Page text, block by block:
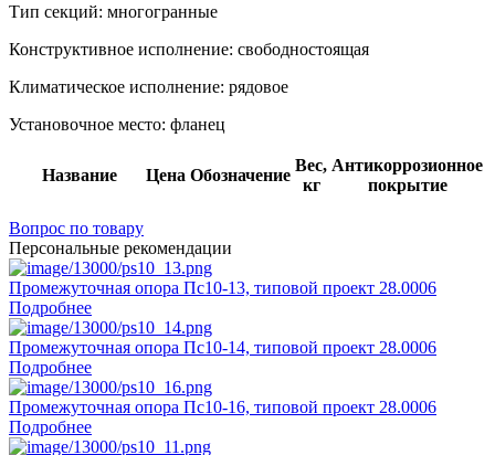
Тип секций: многогранные
Конструктивное исполнение: свободностоящая
Климатическое исполнение: рядовое
Установочное место: фланец
Название Цена Обозначение
Вес,
кг
Антикоррозионное
покрытие
Вопрос по товару
Персональные рекомендации
Промежуточная опора Пс10-13, типовой проект 28.0006
Подробнее
Промежуточная опора Пс10-14, типовой проект 28.0006
Подробнее
Промежуточная опора Пс10-16, типовой проект 28.0006
Подробнее